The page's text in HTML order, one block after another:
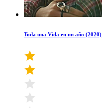
Toda una Vida en un año (2020)